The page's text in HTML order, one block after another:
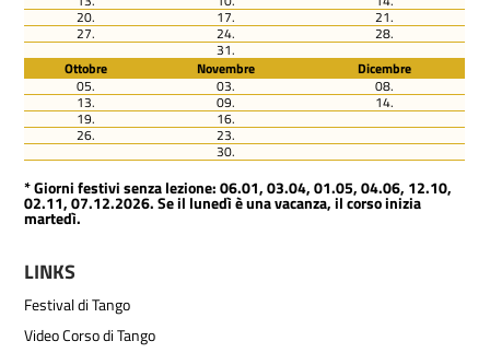
20. 17. 21.
27. 24. 28.
31.
Ottobre
Novembre
Dicembre
05.
03. 08.
13. 09. 14.
19. 16.
26. 23.
30.
* Giorni festivi senza lezione: 06.01, 03.04, 01.05, 04.06, 12.10,
02.11, 07.12.2026. Se il lunedì è una vacanza, il corso inizia
martedì.
LINKS
Festival di Tango
Video Corso di Tango